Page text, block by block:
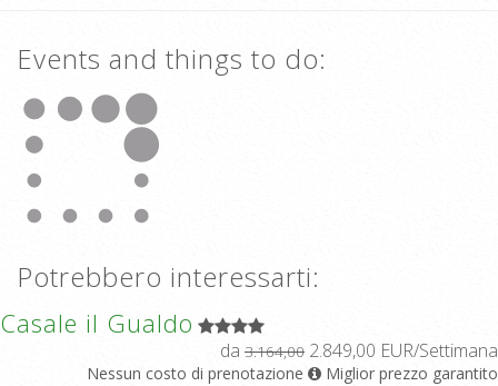
Events and things to do:
Potrebbero interessarti:
Casale il Gualdo
da 3.164,00 2.849,00 EUR/Settimana
Nessun costo di prenotazione Miglior prezzo garantito